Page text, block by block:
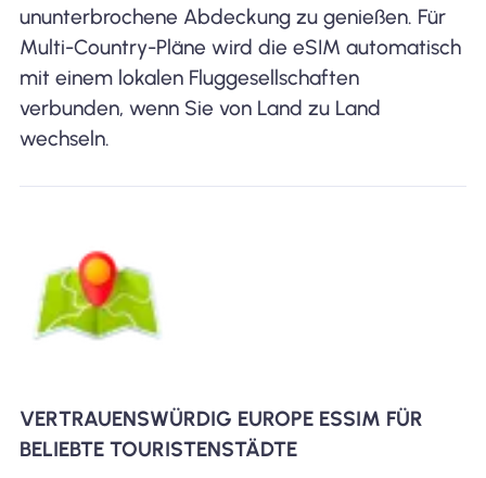
ununterbrochene Abdeckung zu genießen. Für
Multi-Country-Pläne wird die eSIM automatisch
mit einem lokalen Fluggesellschaften
verbunden, wenn Sie von Land zu Land
wechseln.
VERTRAUENSWÜRDIG EUROPE ESSIM FÜR
BELIEBTE TOURISTENSTÄDTE